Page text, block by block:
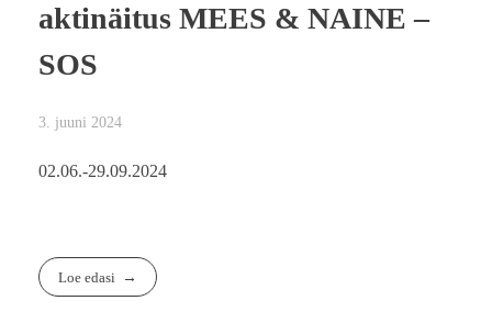
aktinäitus MEES & NAINE –
SOS
3. juuni 2024
02.06.-29.09.2024
Loe edasi